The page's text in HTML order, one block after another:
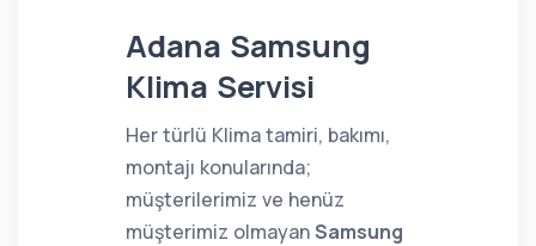
Adana Samsung
Klima Servisi
Her türlü Klima tamiri, bakımı,
montajı konularında;
müşterilerimiz ve henüz
müşterimiz olmayanSamsung